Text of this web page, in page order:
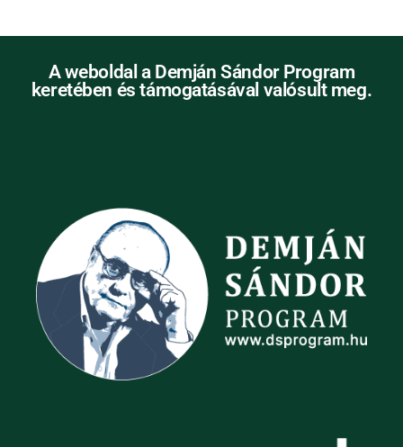
A weboldal a Demján Sándor Program
keretében és támogatásával valósult meg.